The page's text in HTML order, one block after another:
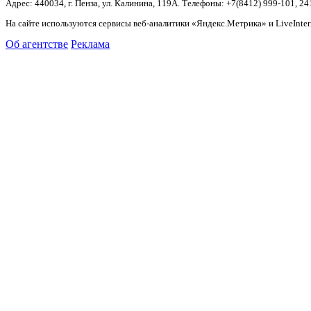
Адрес: 440034, г. Пенза, ул. Калинина, 119А. Телефоны: +7(8412) 999-101,
На сайте используются сервисы веб-аналитики «Яндекс.Метрика» и
Об агентстве Реклама